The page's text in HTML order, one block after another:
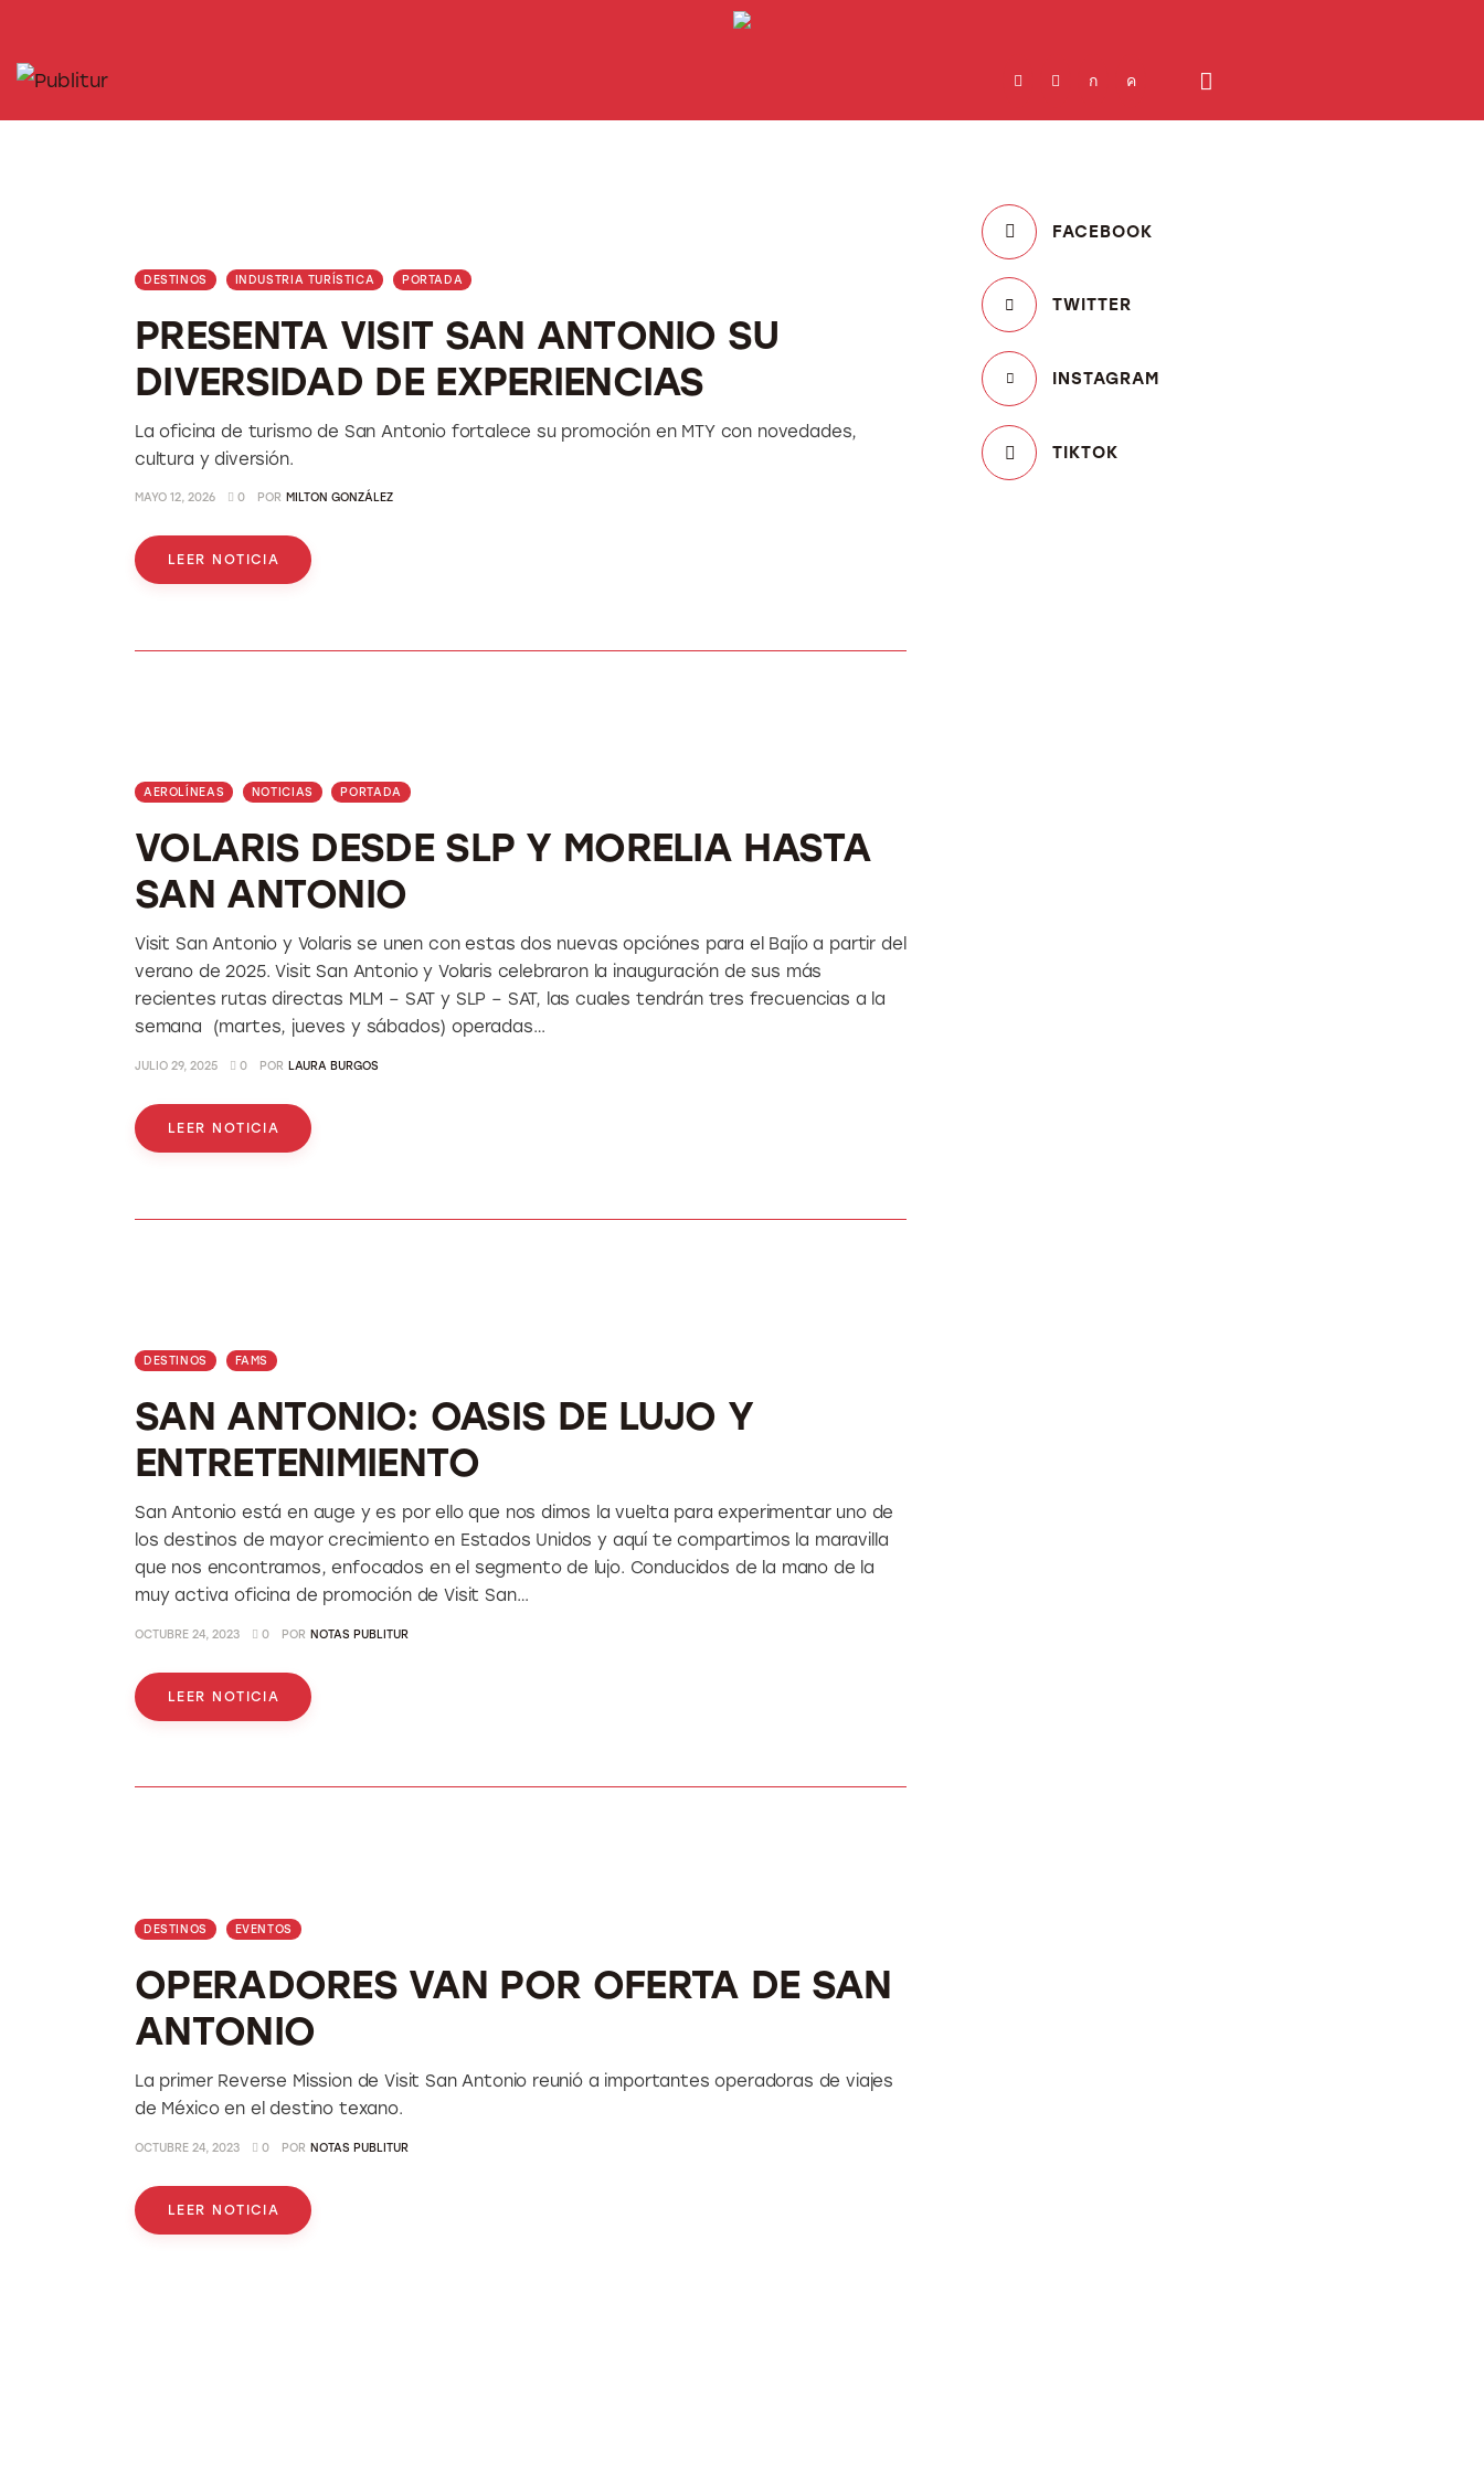
INDUSTRIA TURÍSTICA
DESTINOS INDUSTRIA TURÍSTICA PORTADA
PRESENTA VISIT SAN ANTONIO SU
DIVERSIDAD DE EXPERIENCIAS
La oficina de turismo de San Antonio fortalece su promoción en MTY con novedades,
cultura y diversión.
MAYO 12, 2026 0 POR MILTON GONZÁLEZ
LEER NOTICIA
AEROLÍNEAS NOTICIAS PORTADA
VOLARIS DESDE SLP Y MORELIA HASTA
SAN ANTONIO
Visit San Antonio y Volaris se unen con estas dos nuevas opciónes para el Bajío a partir del
verano de 2025. Visit San Antonio y Volaris celebraron la inauguración de sus más
recientes rutas directas MLM – SAT y SLP – SAT, las cuales tendrán tres frecuencias a la
semana (martes, jueves y sábados) operadas…
JULIO 29, 2025 0 POR LAURA BURGOS
LEER NOTICIA
DESTINOS FAMS
SAN ANTONIO: OASIS DE LUJO Y
ENTRETENIMIENTO
San Antonio está en auge y es por ello que nos dimos la vuelta para experimentar uno de
los destinos de mayor crecimiento en Estados Unidos y aquí te compartimos la maravilla
que nos encontramos, enfocados en el segmento de lujo. Conducidos de la mano de la
muy activa oficina de promoción de Visit San…
OCTUBRE 24, 2023 0 POR NOTAS PUBLITUR
LEER NOTICIA
DESTINOS EVENTOS
OPERADORES VAN POR OFERTA DE SAN
ANTONIO
La primer Reverse Mission de Visit San Antonio reunió a importantes operadoras de viajes
de México en el destino texano.
OCTUBRE 24, 2023 0 POR NOTAS PUBLITUR
LEER NOTICIA
FACEBOOK
TWITTER
INSTAGRAM
TIKTOK